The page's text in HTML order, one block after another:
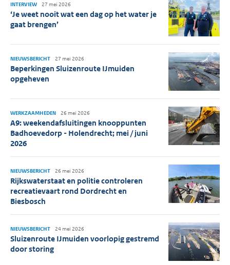
‘Je weet nooit wat een dag op het water je
gaat brengen’
INTERVIEW 27 mei 2026
Beperkingen Sluizenroute IJmuiden
opgeheven
NIEUWSBERICHT 27 mei 2026
A9: weekendafsluitingen knooppunten
Badhoevedorp - Holendrecht; mei / juni
2026
WERKZAAMHEDEN 26 mei 2026
Rijkswaterstaat en politie controleren
recreatievaart rond Dordrecht en
Biesbosch
NIEUWSBERICHT 26 mei 2026
Sluizenroute IJmuiden voorlopig gestremd
door storing
NIEUWSBERICHT 24 mei 2026